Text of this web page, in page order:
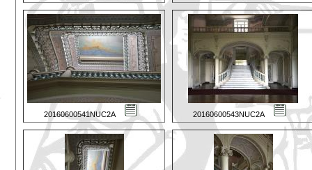
20160600541NUC2A 20160600543NUC2A